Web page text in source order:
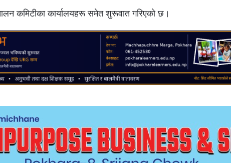
कमिटीका कार्यालयहरू समेत शुरूवात गरिएको छ।